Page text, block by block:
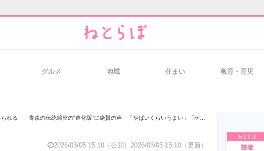
経営リーダーのコミュニティ
グルメ 地域 住まい 教育・育児
る」 青森の伝統銘菓の“進化版”に絶賛の声 「やばいくらいうまい」「ケースで買いたいレベル」
2026/03/05 15:10（公開） 2026/03/05 15:10（更新）